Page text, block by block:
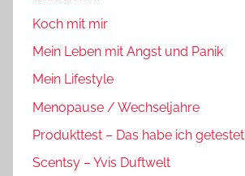
Koch mit mir
Mein Leben mit Angst und Panik
Mein Lifestyle
Menopause / Wechseljahre
Produkttest – Das habe ich getestet
Scentsy – Yvis Duftwelt